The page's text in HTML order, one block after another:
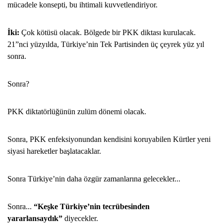
mücadele konsepti, bu ihtimali kuvvetlendiriyor.
İki: Çok kötüsü olacak. Bölgede bir PKK diktası kurulacak.
21”nci yüzyılda, Türkiye’nin Tek Partisinden üç çeyrek yüz yıl
sonra.
Sonra?
PKK diktatörlüğünün zulüm dönemi olacak.
Sonra, PKK enfeksiyonundan kendisini koruyabilen Kürtler yeni
siyasi hareketler başlatacaklar.
Sonra Türkiye’nin daha özgür zamanlarına gelecekler...
Sonra... “Keşke Türkiye’nin tecrübesinden
yararlansaydık” diyecekler.